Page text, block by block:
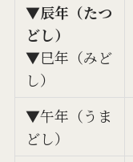
▼辰年（たつ
どし）
▼巳年（みど
し）
▼午年（うま
どし）